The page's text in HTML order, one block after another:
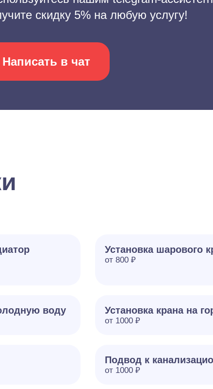
скидку 5% на любую услугу!
Написать в чат
Установка шарового
от 800 ₽
воду Установка крана на
от 1000 ₽
Подвод к
от 1000 ₽